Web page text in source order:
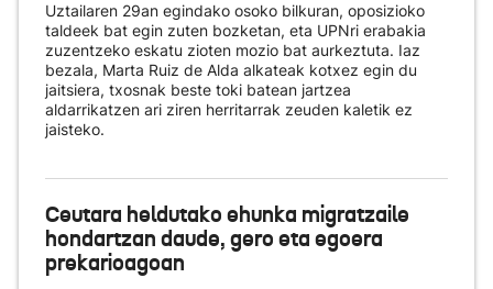
Uztailaren 29an egindako osoko bilkuran, oposizioko
taldeek bat egin zuten bozketan, eta UPNri erabakia
zuzentzeko eskatu zioten mozio bat aurkeztuta. Iaz
bezala, Marta Ruiz de Alda alkateak kotxez egin du
jaitsiera, txosnak beste toki batean jartzea
aldarrikatzen ari ziren herritarrak zeuden kaletik ez
jaisteko.
Ceutara heldutako ehunka migratzaile
hondartzan daude, gero eta egoera
prekarioagoan